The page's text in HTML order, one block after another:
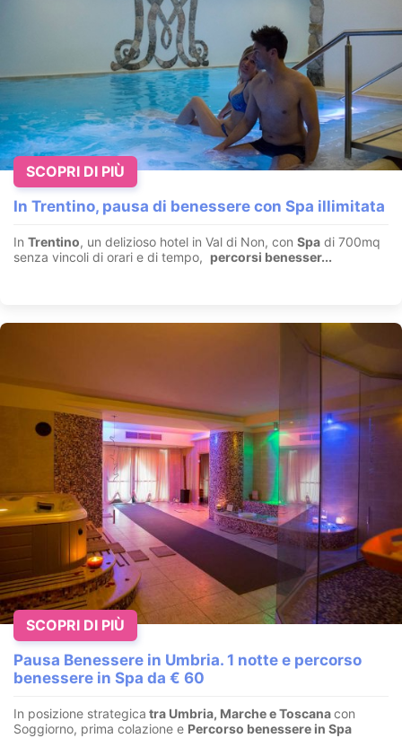
In Trentino, pausa di benessere con Spa illimitata
In Trentino, un delizioso hotel in Val di Non, con Spa di 700mq
senza vincoli di orari e di tempo, percorsi benesser...
SCOPRI DI PIÙ
Pausa Benessere in Umbria. 1 notte e percorso
benessere in Spa da € 60
In posizione strategica tra Umbria, Marche e Toscanacon
Soggiorno, prima colazione e Percorso benessere in Spa
SCOPRI DI PIÙ